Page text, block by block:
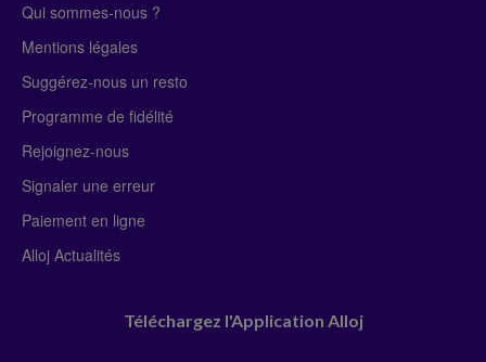
Qui sommes-nous ?
Mentions légales
Suggérez-nous un resto
Programme de fidélité
Rejoignez-nous
Signaler une erreur
Paiement en ligne
Alloj Actualités
Téléchargez l'Application Alloj